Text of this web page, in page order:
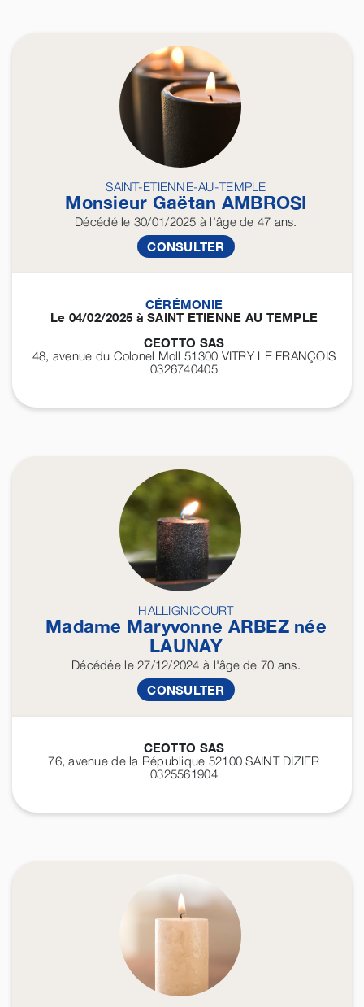
SAINT-ETIENNE-AU-TEMPLE
Monsieur Gaëtan AMBROSI
Décédéle 30/01/2025 à l'âge de 47 ans.
CONSULTER
CÉRÉMONIE
Le 04/02/2025 à SAINT ETIENNE AU TEMPLE
CEOTTO SAS
48, avenue du Colonel Moll 51300 VITRY LE FRANÇOIS
0326740405
HALLIGNICOURT
Madame Maryvonne ARBEZnée
LAUNAY
Décédéele 27/12/2024 à l'âge de 70 ans.
CONSULTER
CEOTTO SAS
76, avenue de la République 52100SAINT DIZIER
0325561904